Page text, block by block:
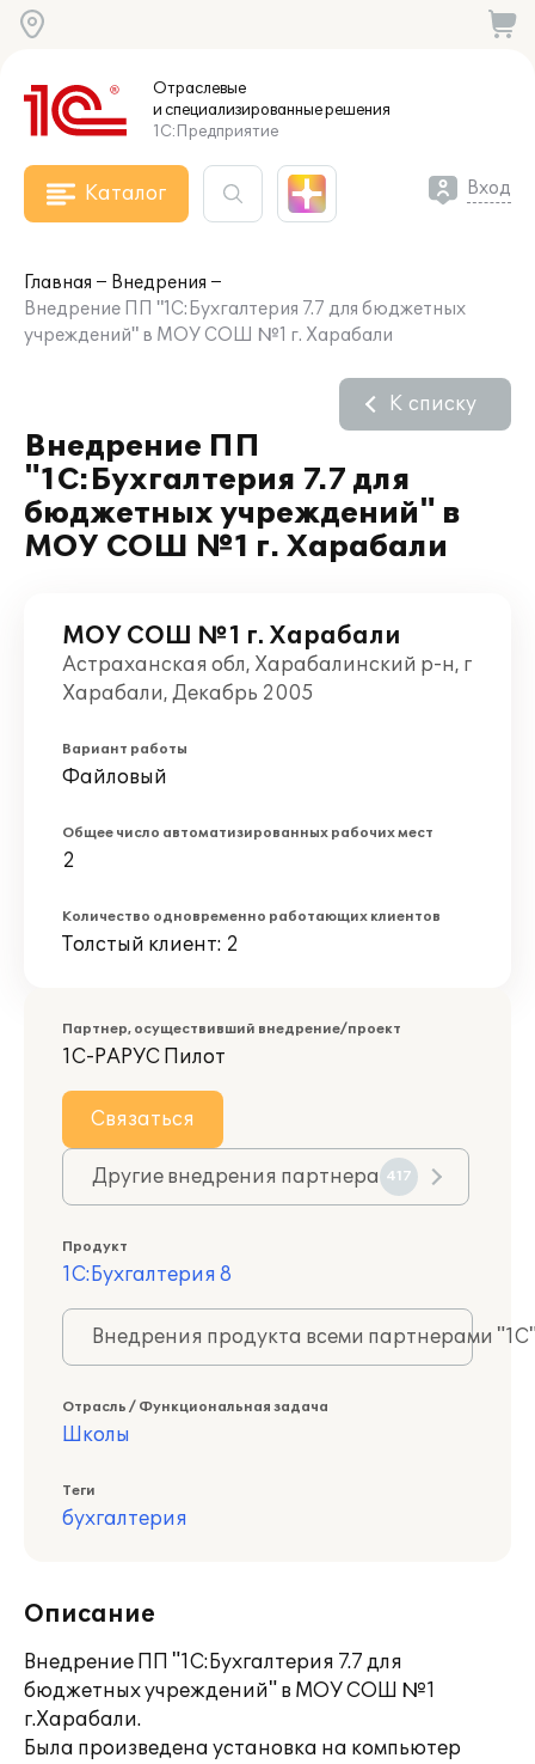
Отраслевые
и специализированныерешения
1С:Предприятие
Каталог Вход
Главная
Внедрения
Внедрение ПП "1С:Бухгалтерия 7.7 для бюджетных
учреждений" в МОУ СОШ №1 г. Харабали
Внедрение ПП
"1С:Бухгалтерия 7.7 для
бюджетных учреждений" в
МОУ СОШ №1 г. Харабали
К списку
МОУ СОШ №1 г. Харабали
Астраханская обл, Харабалинский р-н, г
Харабали, Декабрь 2005
Вариант работы
Файловый
Общее число автоматизированных рабочих мест
2
Количество одновременно работающих клиентов
Толстый клиент: 2
Партнер, осуществивший внедрение/проект
1С-РАРУС Пилот
Связаться
Другие внедрения партнера 417
Продукт
1С:Бухгалтерия 8
Внедрения продукта всеми партнерами
Отрасль / Функциональная задача
Школы
Теги
бухгалтерия
Описание
Внедрение ПП "1С:Бухгалтерия 7.7 для
бюджетных учреждений" в МОУ СОШ №1
г.Харабали.
Была произведена установка на компьютер